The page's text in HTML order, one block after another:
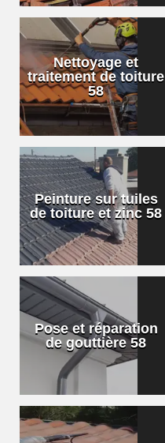
Nettoyage et
traitement de toiture
58
Peinture sur tuiles
de toiture et zinc 58
Pose et réparation
de gouttière 58